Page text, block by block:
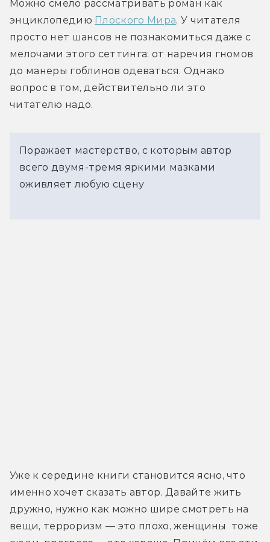
Можно смело рассматривать роман как
энциклопедию Плоского Мира. У читателя
просто нет шансов не познакомиться даже с
мелочами этого сеттинга: от наречия гномов
до манеры гоблинов одеваться. Однако
вопрос в том, действительно ли это
читателю надо.
Поражает мастерство, с которым автор
всего двумя-тремя яркими мазками
оживляет любую сцену
Уже к середине книги становится ясно, что
именно хочет сказать автор. Давайте жить
дружно, нужно как можно шире смотреть на
вещи, терроризм — это плохо, женщины  тоже